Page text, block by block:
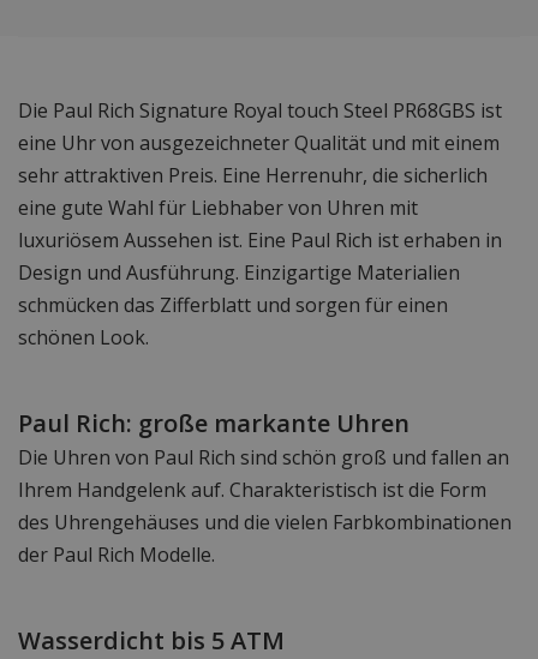
Die Paul Rich Signature Royal touch Steel PR68GBS ist
eine Uhr von ausgezeichneter Qualität und mit einem
sehr attraktiven Preis. Eine Herrenuhr, die sicherlich
eine gute Wahl für Liebhaber von Uhren mit
luxuriösem Aussehen ist. Eine Paul Rich ist erhaben in
Design und Ausführung. Einzigartige Materialien
schmücken das Zifferblatt und sorgen für einen
schönen Look.
Paul Rich: große markante Uhren
Die Uhren von Paul Rich sind schön groß und fallen an
Ihrem Handgelenk auf. Charakteristisch ist die Form
des Uhrengehäuses und die vielen Farbkombinationen
der Paul Rich Modelle.
Wasserdicht bis 5 ATM